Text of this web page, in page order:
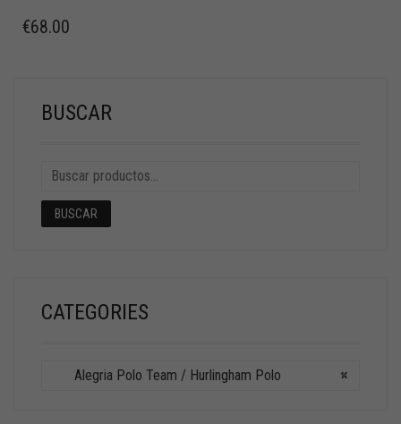
€68.00
BUSCAR
BUSCAR
CATEGORIES
×
Alegria Polo Team / Hurlingham Polo